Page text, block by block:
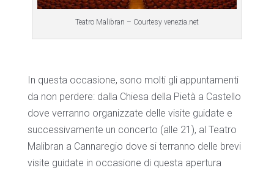
Teatro Malibran – Courtesy venezia.net
In questa occasione, sono molti gli appuntamenti
da non perdere: dalla Chiesa della Pietà a Castello
dove verranno organizzate delle visite guidate e
successivamente un concerto (alle 21), al Teatro
Malibran a Cannaregio dove si terranno delle brevi
visite guidate in occasione di questa apertura